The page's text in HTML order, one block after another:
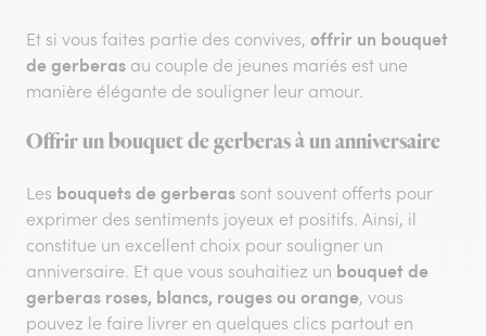
Et si vous faites partie des convives, offrir un bouquet
de gerberas au couple de jeunes mariés est une
manière élégante de souligner leur amour.
Offrir un bouquet de gerberas à un anniversaire
Les bouquets de gerberas sont souvent offerts pour
exprimer des sentiments joyeux et positifs. Ainsi, il
constitue un excellent choix pour souligner un
anniversaire. Et que vous souhaitiez un bouquet de
gerberas roses, blancs, rouges ou orange, vous
pouvez le faire livrer en quelques clics partout en